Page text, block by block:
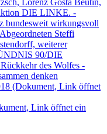
Lorenz Gösta Beutin,
DIE LINKE. -
bundesweit wirkungsvoll
Steffi
weiterer
90/DIE
des Wolfes -
denken
(Dokument, Link öffnet
Link öffnet ein